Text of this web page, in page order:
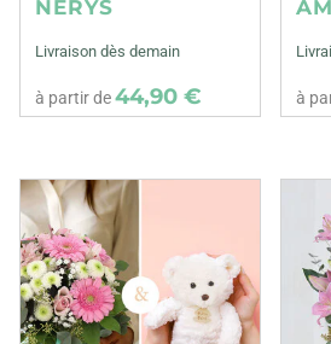
NERYS
Livraison dès demain
à partir de44,90 € à